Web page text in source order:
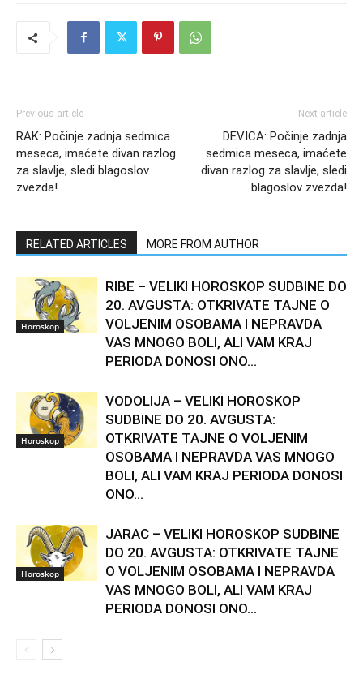
Previous article
RAK: Počinje zadnja sedmica
meseca, imaćete divan razlog
za slavlje, sledi blagoslov
zvezda!
Next article
DEVICA: Počinje zadnja
sedmica meseca, imaćete
divan razlog za slavlje, sledi
blagoslov zvezda!
RELATED ARTICLES MORE FROM AUTHOR
Horoskop
RIBE – VELIKI HOROSKOP SUDBINE DO
20. AVGUSTA: OTKRIVATE TAJNE O
VOLJENIM OSOBAMA I NEPRAVDA
VAS MNOGO BOLI, ALI VAM KRAJ
PERIODA DONOSI ONO...
Horoskop
VODOLIJA – VELIKI HOROSKOP
SUDBINE DO 20. AVGUSTA:
OTKRIVATE TAJNE O VOLJENIM
OSOBAMA I NEPRAVDA VAS MNOGO
BOLI, ALI VAM KRAJ PERIODA DONOSI
ONO...
Horoskop
JARAC – VELIKI HOROSKOP SUDBINE
DO 20. AVGUSTA: OTKRIVATE TAJNE
O VOLJENIM OSOBAMA I NEPRAVDA
VAS MNOGO BOLI, ALI VAM KRAJ
PERIODA DONOSI ONO...